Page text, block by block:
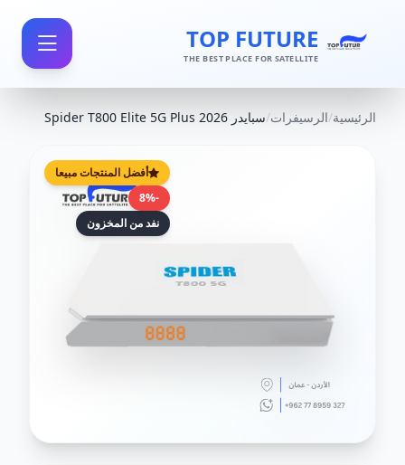
TOP FUTURE
THE BEST PLACE FOR SATELLITE
الرئيسية/الرسيفرات/سبايدر Spider T800 Elite 5G Plus 2026
أفضل المنتجات مبيعا
-8%
نفد من المخزون